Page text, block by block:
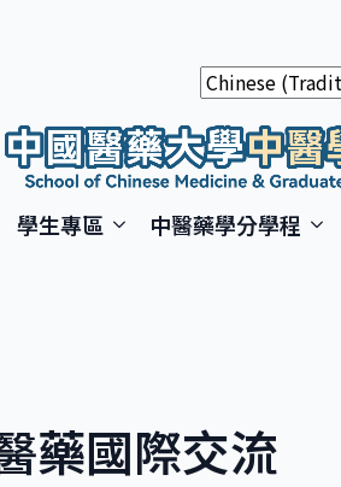
學生專區 中醫藥學分學程
藥國際交流